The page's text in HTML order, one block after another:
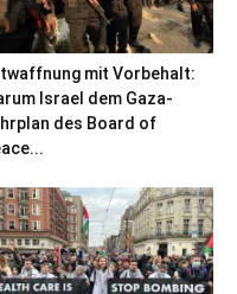
mit Vorbehalt:
Israel dem Gaza-
des Board of